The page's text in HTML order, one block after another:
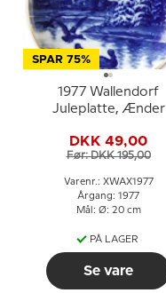
SPAR 75%
1977 Wallendorf
Juleplatte, Ænder
DKK 49,00
Før: DKK 195,00
Varenr.: XWAX1977
Årgang: 1977
Mål: Ø: 20 cm
PÅ LAGER
Se vare